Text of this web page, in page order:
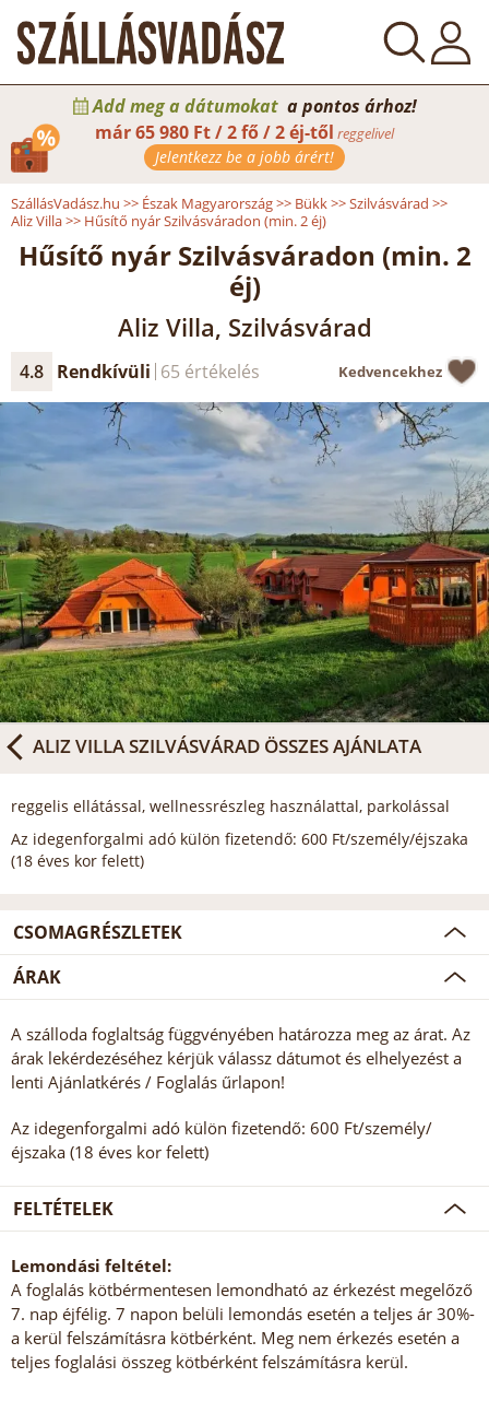
Add meg a dátumokat a pontos árhoz!
már65 980 Ft / 2 fő / 2 éj-től reggelivel
Jelentkezz be a jobb árért!
SzállásVadász.hu >> Észak Magyarország>> Bükk>>Szilvásvárad >>
Aliz Villa>> Hűsítő nyár Szilvásváradon (min. 2 éj)
Hűsítő nyár Szilvásváradon (min. 2
éj)
Aliz Villa, Szilvásvárad
4.8 Rendkívüli 65 értékelés Kedvencekhez
ALIZ VILLA SZILVÁSVÁRAD ÖSSZES AJÁNLATA
reggelis ellátással, wellnessrészleg használattal, parkolással
Az idegenforgalmi adó külön fizetendő: 600 Ft/személy/éjszaka
(18 éves kor felett)
CSOMAGRÉSZLETEK
ÁRAK
A szálloda foglaltság függvényében határozza meg az árat. Az
árak lekérdezéséhez kérjük válassz dátumot és elhelyezést a
lenti Ajánlatkérés / Foglalás űrlapon!
Az idegenforgalmi adó külön fizetendő: 600 Ft/személy/
éjszaka (18 éves kor felett)
FELTÉTELEK
Lemondási feltétel:
A foglalás kötbérmentesen lemondható az érkezést megelőző
7. nap éjfélig. 7 napon belüli lemondás esetén a teljes ár 30%-
a kerül felszámításra kötbérként. Meg nem érkezés esetén a
teljes foglalási összeg kötbérként felszámításra kerül.